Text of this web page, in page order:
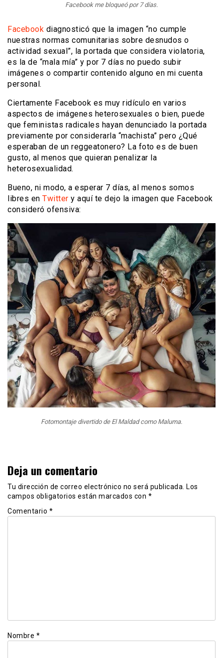
Facebook me bloqueó por 7 días.
Facebook diagnosticó que la imagen “no cumple
nuestras normas comunitarias sobre desnudos o
actividad sexual”, la portada que considera violatoria,
es la de “mala mía” y por 7 días no puedo subir
imágenes o compartir contenido alguno en mi cuenta
personal.
Ciertamente Facebook es muy ridículo en varios
aspectos de imágenes heterosexuales o bien, puede
que feministas radicales hayan denunciado la portada
previamente por considerarla “machista” pero ¿Qué
esperaban de un reggeatonero? La foto es de buen
gusto, al menos que quieran penalizar la
heterosexualidad.
Bueno, ni modo, a esperar 7 días, al menos somos
libres en Twitter y aquí te dejo la imagen que Facebook
consideró ofensiva:
Fotomontaje divertido de El Maldad como Maluma.
Deja un comentario
Tu dirección de correo electrónico no será publicada.
Los
campos obligatorios están marcados con *
Comentario *
Nombre *